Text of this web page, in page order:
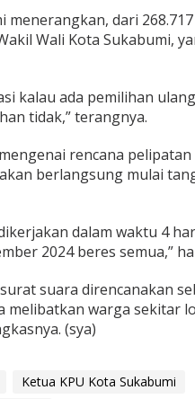
menerangkan, dari
Wali Kota Sukabumi,
kalau ada pemilihan
tidak,” terangnya.
rencana
berlangsung mulai
dalam waktu 4
2024 beres semua,”
suara direncanakan
melibatkan warga sekitar
(sya)
Ketua KPU Kota Sukabumi